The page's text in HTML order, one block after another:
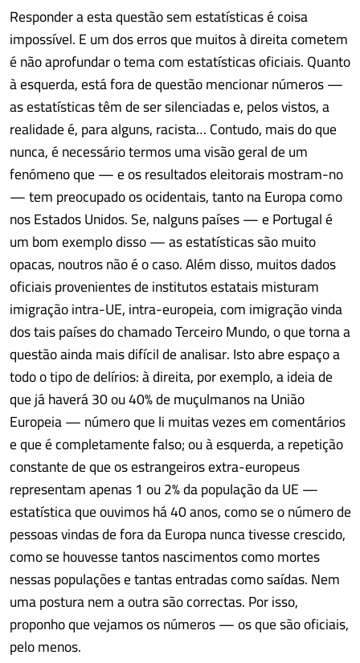
Responder a esta questão sem estatísticas é coisa
impossível. E um dos erros que muitos à direita cometem
é não aprofundar o tema com estatísticas oficiais. Quanto
à esquerda, está fora de questão mencionar números —
as estatísticas têm de ser silenciadas e, pelos vistos, a
realidade é, para alguns, racista… Contudo, mais do que
nunca, é necessário termos uma visão geral de um
fenómeno que — e os resultados eleitorais mostram-no
— tem preocupado os ocidentais, tanto na Europa como
nos Estados Unidos. Se, nalguns países — e Portugal é
um bom exemplo disso — as estatísticas são muito
opacas, noutros não é o caso. Além disso, muitos dados
oficiais provenientes de institutos estatais misturam
imigração intra-UE, intra-europeia, com imigração vinda
dos tais países do chamado Terceiro Mundo, o que torna a
questão ainda mais difícil de analisar. Isto abre espaço a
todo o tipo de delírios: à direita, por exemplo, a ideia de
que já haverá 30 ou 40% de muçulmanos na União
Europeia — número que li muitas vezes em comentários
e que é completamente falso; ou à esquerda, a repetição
constante de que os estrangeiros extra-europeus
representam apenas 1 ou 2% da população da UE —
estatística que ouvimos há 40 anos, como se o número de
pessoas vindas de fora da Europa nunca tivesse crescido,
como se houvesse tantos nascimentos como mortes
nessas populações e tantas entradas como saídas. Nem
uma postura nem a outra são correctas. Por isso,
proponho que vejamos os números — os que são oficiais,
pelo menos.